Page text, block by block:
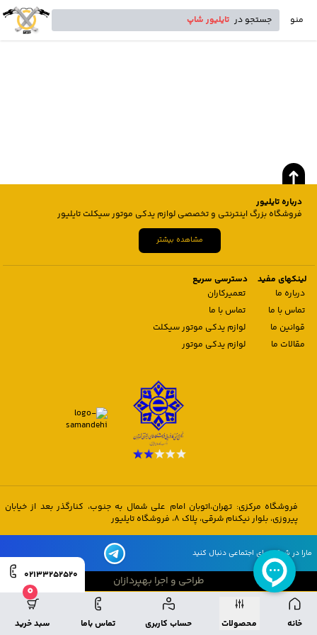
منو جستجو در تایلیور شاپ
خانه محصولات حساب کاربری تماس باما
0
سبد خرید
02133252520
درباره تایلیور
فروشگاه بزرگ اینترنتی و تخصصی لوازم یدکی موتور سیکلت تایلیور
مشاهده بیشتر
لینکهای مفید
درباره ما
تماس با ما
قوانین ما
مقالات ما
دسترسی سریع
تعمیرکاران
تماس با ما
لوازم یدکی موتور سیکلت
لوازم یدکی موتور
فروشگاه مرکزی: تهران،اتوبان امام علی شمال به جنوب، کنارگذر بعد از خیابان
پیروزی، بلوار نیکنام شرقی، پلاک 8، فروشگاه تایلیور
مارا در شبکه های اجتماعی دنبال کنید
طراحی و اجرا بهپردازان
طراحی و اجرا بهپردازان